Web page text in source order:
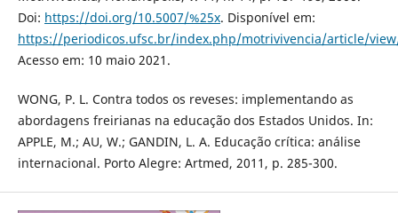
Doi: https://doi.org/10.5007/%25x. Disponível em:
https://periodicos.ufsc.br/index.php/motrivivencia/article/
Acesso em: 10 maio 2021.
WONG, P. L. Contra todos os reveses: implementando as
abordagens freirianas na educação dos Estados Unidos. In:
APPLE, M.; AU, W.; GANDIN, L. A. Educação crítica: análise
internacional. Porto Alegre: Artmed, 2011, p. 285-300.